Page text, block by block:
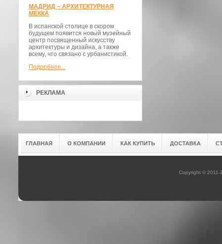
МАДРИД – АРХИТЕКТУРНАЯ
МЕККА
В испанской столице в скором
будущем появится новый музейный
центр посвященный искусству
архитектуры и дизайна, а также
всему, что связано с урбанистикой.
Подробнее...
РЕКЛАМА
ГЛАВНАЯ О КОМПАНИИ КАК КУПИТЬ ДОСТАВКА
Copyright © 2011-